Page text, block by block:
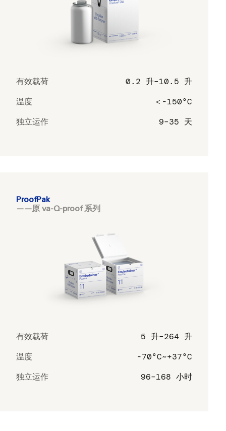
有效载荷
0.2 升–10.5 升
温度
＜-150°C
独立运作
9–35 天
ProofPak
——原 va-Q-proof 系列
有效载荷
5 升–264 升
温度
-70°C~+37°C
独立运作
96–168 小时